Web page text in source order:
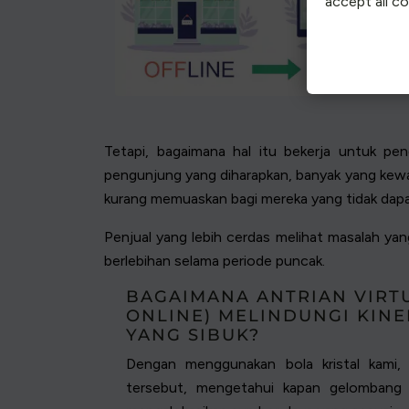
Tetapi, bagaimana hal itu bekerja untuk
pengunjung yang diharapkan, banyak yang
kurang memuaskan bagi mereka yang tidak
Penjual yang lebih cerdas melihat masalah
berlebihan selama periode puncak.
BAGAIMANA ANTRIAN
ONLINE) MELINDUNGI
YANG SIBUK?
Dengan menggunakan bola kristal
tersebut, mengetahui kapan